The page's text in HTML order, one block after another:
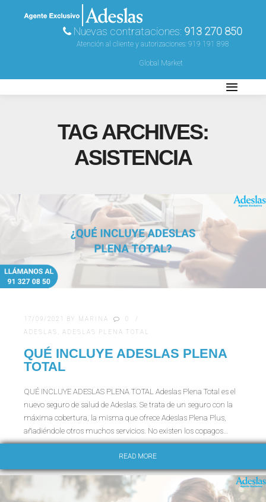
Nuevas contrataciones: 913 270 850
Atención al cliente y autorizaciones: 919 191 898
Global Market
TAG ARCHIVES:
ASISTENCIA
17/09/2021 BY MARINA
0
ADESLAS
ADESLAS PLENA TOTAL
QUÉ INCLUYE ADESLAS PLENA
TOTAL
QUÉ INCLUYE ADESLAS PLENA TOTAL Adeslas Plena Total es el
nuevo seguro de salud de Adeslas. Se trata de un seguro con la
máxima cobertura, la misma que ofrece Adeslas Plena Plus,
añadiéndole otros muchos servicios. No existen los copagos…
READ MORE